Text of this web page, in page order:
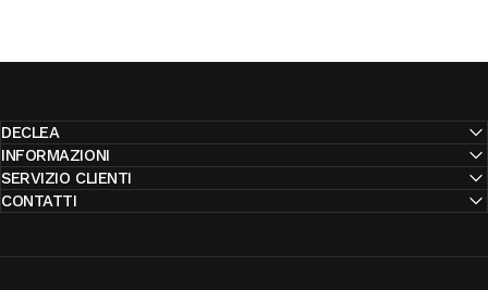
DECLEA
INFORMAZIONI
SERVIZIO CLIENTI
CONTATTI